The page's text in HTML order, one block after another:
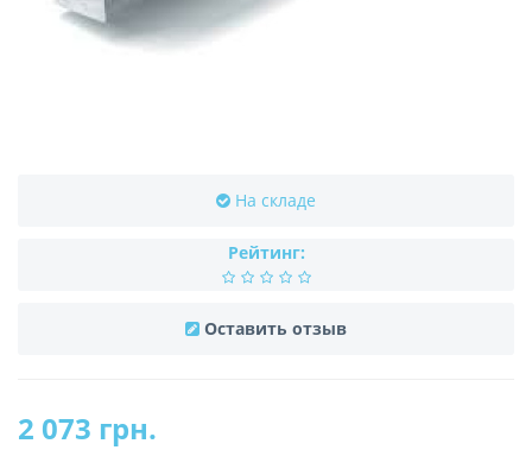
На складе
Рейтинг:
Оставить отзыв
2 073 грн.